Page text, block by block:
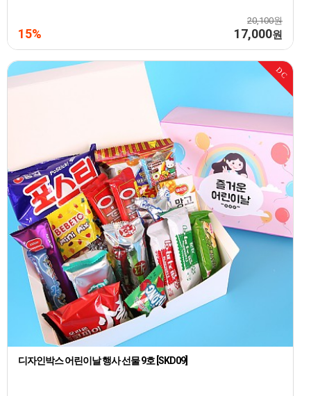
20,100원
15% 17,000원
DC
디자인박스 어린이날 행사 선물 9호 [SKD09]